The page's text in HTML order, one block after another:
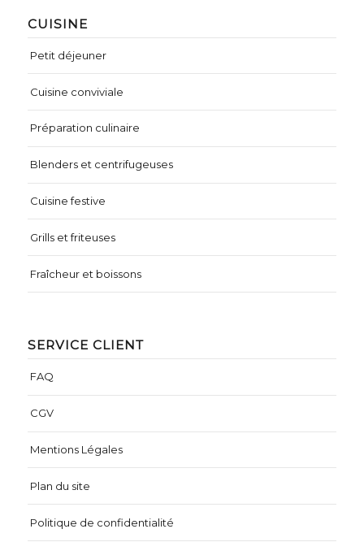
CUISINE
Petit déjeuner
Cuisine conviviale
Préparation culinaire
Blenders et centrifugeuses
Cuisine festive
Grills et friteuses
Fraîcheur et boissons
SERVICE CLIENT
FAQ
CGV
Mentions Légales
Plan du site
Politique de confidentialité